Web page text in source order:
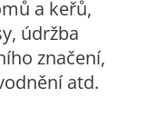
a keřů,
údržba
značení,
atd.